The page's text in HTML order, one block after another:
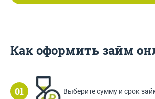
Как оформить займ
Выберите сумму и срок